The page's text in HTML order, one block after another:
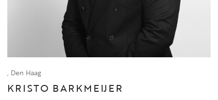
, Den Haag
KRISTO BARKMEIJER